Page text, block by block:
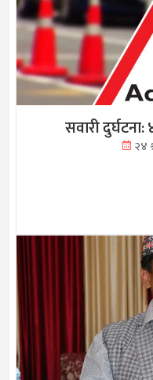
सवारी
२४